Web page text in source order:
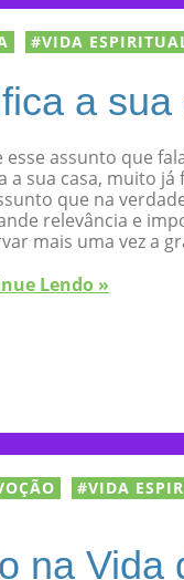
VIDA
a sua
esse assunto que
a sua casa, muito
que na
relevância e
mais uma vez a
Lendo »
VIDA
na Vida